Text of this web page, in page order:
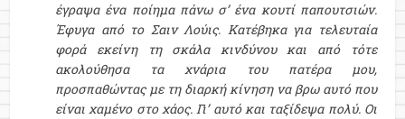
έγραψα ένα ποίημα πάνω σ’ ένα κουτί παπουτσιών.
Έφυγα από το Σαιν Λούις. Κατέβηκα για τελευταία
φορά εκείνη τη σκάλα κινδύνου και από τότε
ακολούθησα τα χνάρια του πατέρα μου,
προσπαθώντας με τη διαρκή κίνηση να βρω αυτό που
είναι χαμένο στο χάος. Γι’ αυτό και ταξίδεψα πολύ. Οι